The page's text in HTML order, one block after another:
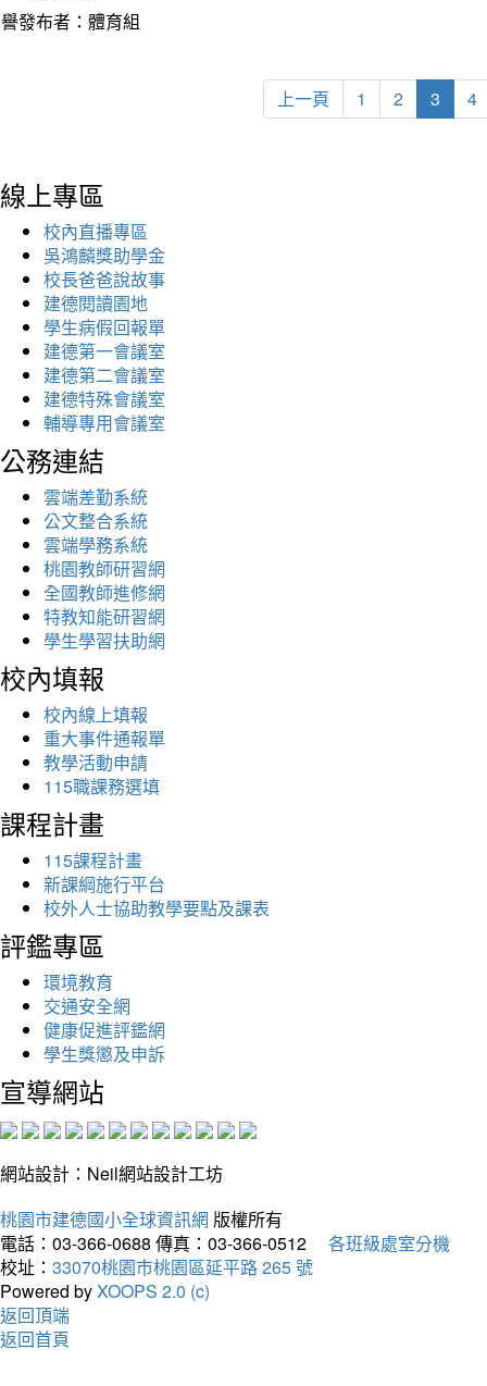
發布者：體育組
上一頁 1 2 3 4
線上專區
校內直播專區
吳鴻麟獎助學金
校長爸爸說故事
建德閱讀園地
學生病假回報單
建德第一會議室
建德第二會議室
建德特殊會議室
輔導專用會議室
公務連結
雲端差勤系統
公文整合系統
雲端學務系統
桃園教師研習網
全國教師進修網
特教知能研習網
學生學習扶助網
校內填報
校內線上填報
重大事件通報單
教學活動申請
115職課務選填
課程計畫
115課程計畫
新課綱施行平台
校外人士協助教學要點及課表
評鑑專區
環境教育
交通安全網
健康促進評鑑網
學生獎懲及申訴
宣導網站
網站設計：Neil網站設計工坊
桃園市建德國小全球資訊網 版權所有
電話：03-366-0688 傳真：03-366-0512
各班級處室分機
校址： 33070桃園市桃園區延平路 265 號
Powered byXOOPS 2.0 (c)
返回頂端
返回首頁